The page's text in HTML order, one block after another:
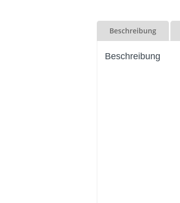
Beschreibung
Beschreibung